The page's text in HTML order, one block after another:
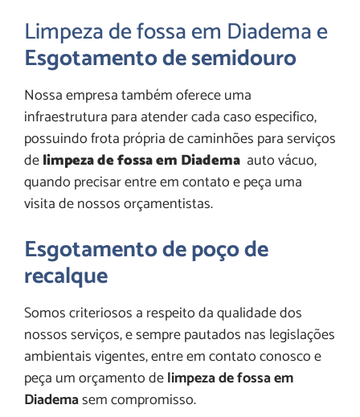
Limpeza de fossa em Diadema e
Esgotamento de semidouro
Nossa empresa também oferece uma
infraestrutura para atender cada caso especifico,
possuindo frota própria de caminhões para serviços
delimpeza de fossa em Diadema auto vácuo,
quando precisar entre em contato e peça uma
visita de nossos orçamentistas.
Esgotamento de poço de
recalque
Somos criteriosos a respeito da qualidade dos
nossos serviços, e sempre pautados nas legislações
ambientais vigentes, entre em contato conosco e
peça um orçamento delimpeza de fossa em
Diademasem compromisso.